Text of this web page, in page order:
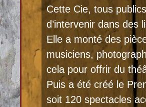
Cette Cie, tous
d’intervenir dans des
Elle a monté des
musiciens,
cela pour offrir du
Puis a été créé le
soit 120 spectacles